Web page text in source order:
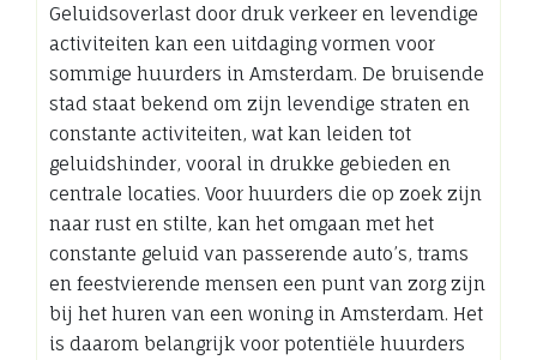
Geluidsoverlast door druk verkeer en levendige
activiteiten kan een uitdaging vormen voor
sommige huurders in Amsterdam. De bruisende
stad staat bekend om zijn levendige straten en
constante activiteiten, wat kan leiden tot
geluidshinder, vooral in drukke gebieden en
centrale locaties. Voor huurders die op zoek zijn
naar rust en stilte, kan het omgaan met het
constante geluid van passerende auto’s, trams
en feestvierende mensen een punt van zorg zijn
bij het huren van een woning in Amsterdam. Het
is daarom belangrijk voor potentiële huurders